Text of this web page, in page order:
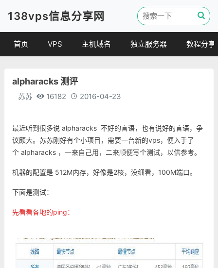
138vps信息分享网
首页 VPS
便宜VPS
VPS评测
主机域名
虚拟主机
独立服务器 教程分享
alpharacks 测评
苏苏 16182 2016-04-23
最近听到很多说 alpharacks 不好的言语，也有说好的言语，争
议颇大。苏苏刚好有个小项目，需要一台新的vps，便入手了
个 alpharacks ，一来自己用，二来顺便写个测试，以供参考。
机器的配置是 512M内存，好像是2核，没细看，100M端口。
下面是测试：
先看看各地的ping：